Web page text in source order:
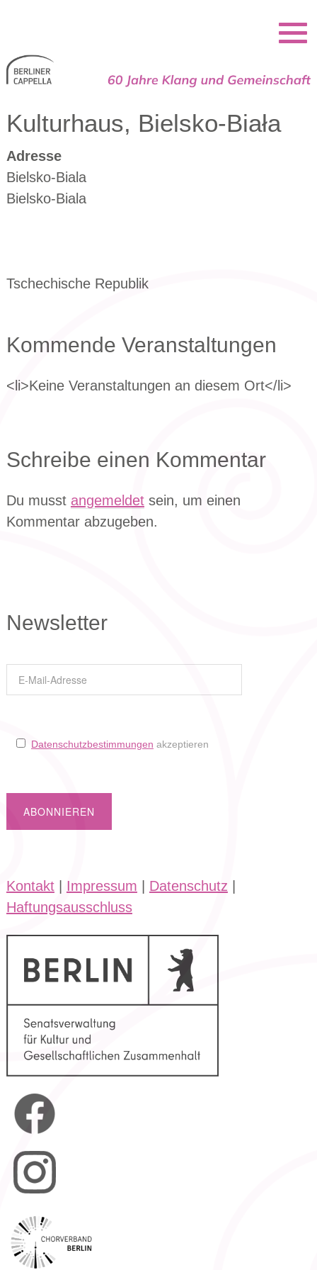
Kulturhaus, Bielsko-Biała
Adresse
Bielsko-Biala
Bielsko-Biala
Tschechische Republik
Kommende Veranstaltungen
<li>Keine Veranstaltungen an diesem Ort</li>
Schreibe einen Kommentar
Du musst angemeldetsein, um einen
Kommentar abzugeben.
Newsletter
Datenschutzbestimmungen akzeptieren
Kontakt| Impressum Datenschutz
Haftungsausschluss